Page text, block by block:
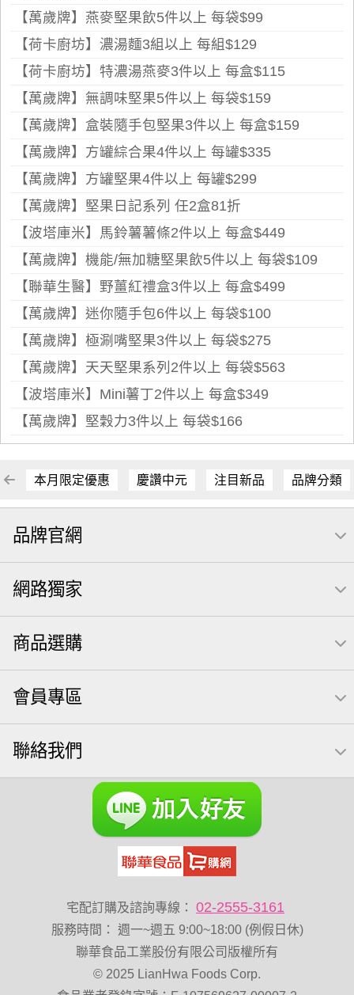
【萬歲牌】燕麥堅果飲5件以上 每袋$99
【荷卡廚坊】濃湯麵3組以上 每組$129
【荷卡廚坊】特濃湯燕麥3件以上 每盒$115
【萬歲牌】無調味堅果5件以上 每袋$159
【萬歲牌】盒裝隨手包堅果3件以上 每盒$159
【萬歲牌】方罐綜合果4件以上 每罐$335
【萬歲牌】方罐堅果4件以上 每罐$299
【萬歲牌】堅果日記系列 任2盒81折
【波塔庫米】馬鈴薯薯條2件以上 每盒$449
【萬歲牌】機能/無加糖堅果飲5件以上 每袋$109
【聯華生醫】野薑紅禮盒3件以上 每盒$499
【萬歲牌】迷你隨手包6件以上 每袋$100
【萬歲牌】極涮嘴堅果3件以上 每袋$275
【萬歲牌】天天堅果系列2件以上 每袋$563
【波塔庫米】Mini薯丁2件以上 每盒$349
【萬歲牌】堅穀力3件以上 每袋$166
本月限定優惠 慶讚中元 注目新品 品牌分類
品牌官網
網路獨家
商品選購
會員專區
聯絡我們
宅配訂購及諮詢專線： 02-2555-3161
服務時間 ：
週一~週五 9:00~18:00 (例假日休)
聯華食品工業股份有限公司版權所有
© 2025 LianHwa Foods Corp.